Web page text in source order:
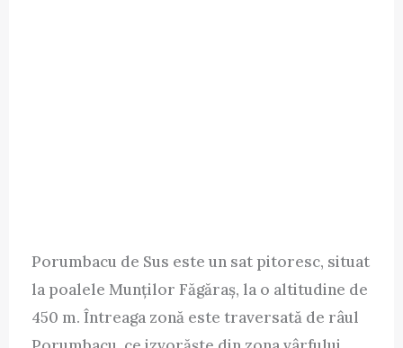
Porumbacu de Sus este un sat pitoresc, situat
la poalele Munților Făgăraș, la o altitudine de
450 m. Întreaga zonă este traversată de râul